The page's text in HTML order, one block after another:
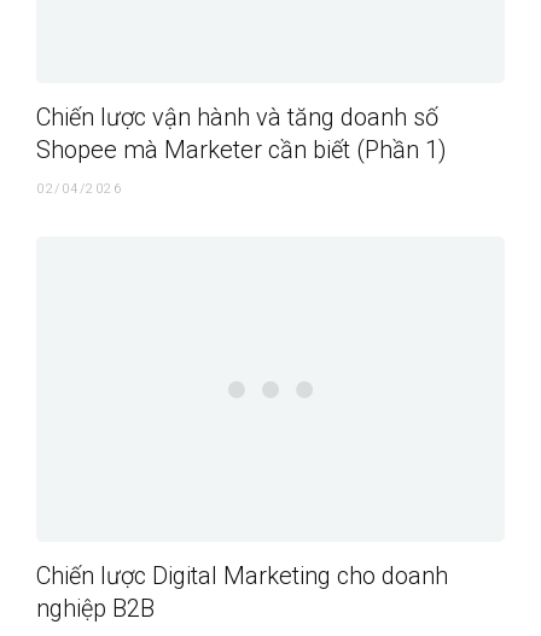
Chiến lược vận hành và tăng doanh số
Shopee mà Marketer cần biết (Phần 1)
02/04/2026
Chiến lược Digital Marketing cho doanh
nghiệp B2B